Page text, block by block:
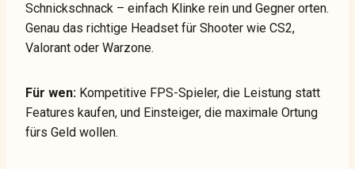
Schnickschnack – einfach Klinke rein und Gegner orten.
Genau das richtige Headset für Shooter wie CS2,
Valorant oder Warzone.
Für wen: Kompetitive FPS-Spieler, die Leistung statt
Features kaufen, und Einsteiger, die maximale Ortung
fürs Geld wollen.